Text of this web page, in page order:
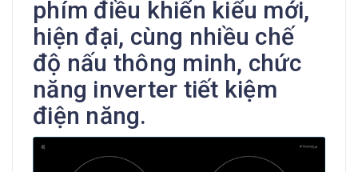
phím điều khiển kiểu mới,
hiện đại, cùng nhiều chế
độ nấu thông minh, chức
năng inverter tiết kiệm
điện năng.